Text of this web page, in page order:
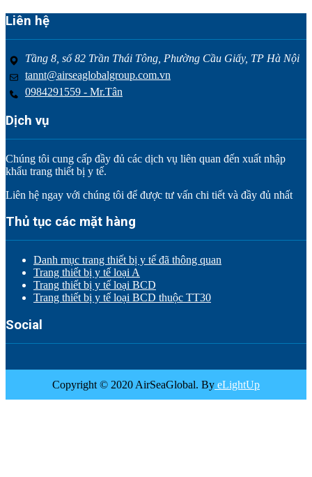
Liên hệ
Tầng 8, số 82 Trần Thái Tông, Phường Cầu Giấy, TP Hà Nội
tannt@airseaglobalgroup.com.vn
0984291559 - Mr.Tân
Dịch vụ
Chúng tôi cung cấp đầy đủ các dịch vụ liên quan đến xuất nhập
khẩu trang thiết bị y tế.
Liên hệ ngay với chúng tôi để được tư vấn chi tiết và đầy đủ nhất
Thủ tục các mặt hàng
Danh mục trang thiết bị y tế đã thông quan
Trang thiết bị y tế loại A
Trang thiết bị y tế loại BCD
Trang thiết bị y tế loại BCD thuộc TT30
Social
Copyright © 2020 AirSeaGlobal. By eLightUp